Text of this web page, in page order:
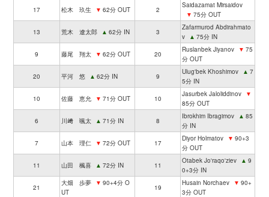
17 松木 玖生 ▼ 62分 OUT 2
Saidazamat Mirsaidov
▼ 75分 OUT
13 荒木 遼太郎 ▲ 62分 IN 3
Zafarmurod Abdirahmato
v
▲ 75分 IN
9 藤尾 翔太 ▼ 62分 OUT 20
Ruslanbek Jiyanov ▼ 75
分 OUT
20 平河 悠 ▲ 62分 IN 9
Ulug'bek Khoshimov ▲ 7
5分 IN
10 佐藤 恵允 ▼ 71分 OUT 10
Jasurbek Jaloliddinov
▼
85分 OUT
6 川﨑 颯太 ▲ 71分 IN 8
Ibrokhim Ibragimov ▲ 85
分 IN
7 山本 理仁 ▼ 72分 OUT 17
Diyor Holmatov ▼ 90+3
分 OUT
11 山田 楓喜 ▲ 72分 IN 11
Otabek Jo'raqo'ziev ▲ 9
0+3分 IN
21
大畑 歩夢 ▼ 90+4分 O
UT
19
Husain Norchaev ▼ 90+
3分 OUT